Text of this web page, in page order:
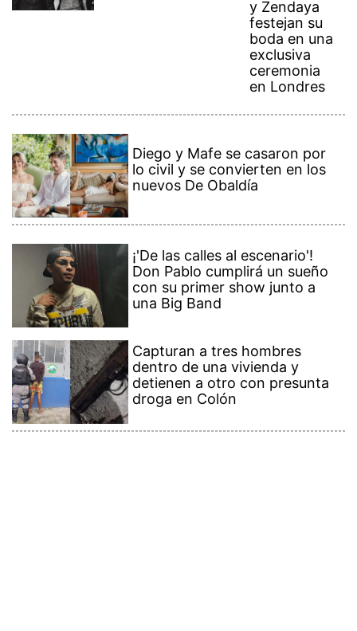
y Zendaya
festejan su
boda en una
exclusiva
ceremonia
en Londres
Diego y Mafe se casaron por
lo civil y se convierten en los
nuevos De Obaldía
¡'De las calles al escenario'!
Don Pablo cumplirá un sueño
con su primer show junto a
una Big Band
Capturan a tres hombres
dentro de una vivienda y
detienen a otro con presunta
droga en Colón